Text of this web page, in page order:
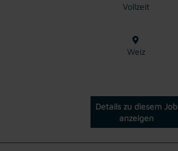
Vollzeit
Weiz
Details zu diesem Job
anzeigen